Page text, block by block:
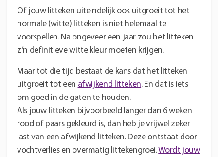
Of jouw litteken uiteindelijk ook uitgroeit tot het
normale (witte) litteken is niet helemaal te
voorspellen. Na ongeveer een jaar zou het litteken
z’n definitieve witte kleur moeten krijgen.
Maar tot die tijd bestaat de kans dat het litteken
uitgroeit tot een afwijkend litteken. En dat is iets
om goed in de gaten te houden.
Als jouw litteken bijvoorbeeld langer dan 6 weken
rood of paars gekleurd is, dan heb je vrijwel zeker
last van een afwijkend litteken. Deze ontstaat door
vochtverlies en overmatig littekengroei.Wordt jouw